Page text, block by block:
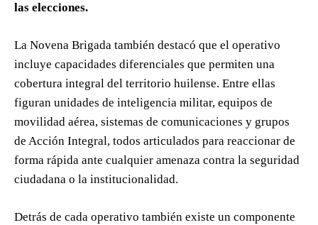
las elecciones.
La Novena Brigada también destacó que el operativo
incluye capacidades diferenciales que permiten una
cobertura integral del territorio huilense. Entre ellas
figuran unidades de inteligencia militar, equipos de
movilidad aérea, sistemas de comunicaciones y grupos
de Acción Integral, todos articulados para reaccionar de
forma rápida ante cualquier amenaza contra la seguridad
ciudadana o la institucionalidad.
Detrás de cada operativo también existe un componente